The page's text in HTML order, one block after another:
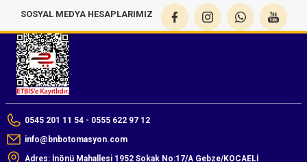
SOSYAL MEDYA HESAPLARIMIZ
0545 201 11 54 - 0555 622 97 12
info@bnbotomasyon.com
Adres: İnönü Mahallesi 1952 Sokak No:17/A Gebze/KOCAELİ